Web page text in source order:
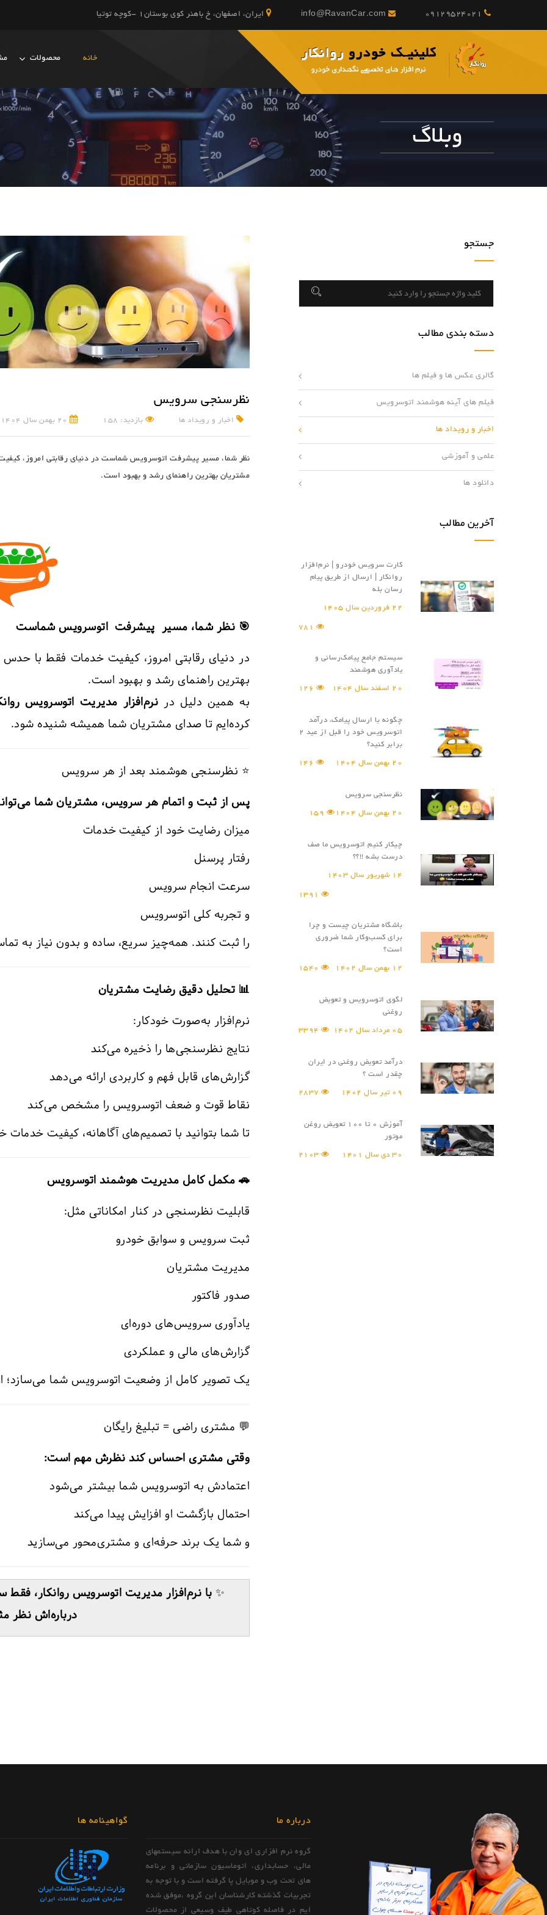
ایران، اصفهان، خ باهنر کوی بوستان1 -کوچه توتیا info@RavanCar.com
خانه محصولات
وبلاگ
نظر‌سنجی سرویس
اخبار و رویداد ها بازدید: 158
نظر شما، مسیر پیشرفت اتوسرویس شماست در دنیای رقابتی امروز،
مشتریان بهترین راهنمای رشد و بهبود است.
🎯 نظر شما، مسیر پیشرفت اتوسرویس شماست
در دنیای رقابتی امروز، کیفیت خدمات فقط با
بهترین راهنمای رشد و بهبود است.
به همین دلیل در نرم‌افزار مدیریت اتوسرویس
کرده‌ایم تا صدای مشتریان شما همیشه شنیده شود.
⭐ نظر‌سنجی هوشمند بعد از هر سرویس
پس از ثبت و اتمام هر سرویس، مشتریان شما
میزان رضایت خود از کیفیت خدمات
رفتار پرسنل
سرعت انجام سرویس
و تجربه کلی اتوسرویس
را ثبت کنند. همه‌چیز سریع، ساده و بدون نیاز به
📊 تحلیل دقیق رضایت مشتریان
نرم‌افزار به‌صورت خودکار:
نتایج نظر‌سنجی‌ها را ذخیره می‌کند
گزارش‌های قابل فهم و کاربردی ارائه می‌دهد
نقاط قوت و ضعف اتوسرویس را مشخص می‌کند
تا شما بتوانید با تصمیم‌های آگاهانه، کیفیت خدمات
🚗 مکمل کامل مدیریت هوشمند اتوسرویس
قابلیت نظر‌سنجی در کنار امکاناتی مثل:
ثبت سرویس و سوابق خودرو
مدیریت مشتریان
صدور فاکتور
یادآوری سرویس‌های دوره‌ای
گزارش‌های مالی و عملکردی
یک تصویر کامل از وضعیت اتوسرویس شما می‌سازد؛
💬 مشتری راضی = تبلیغ رایگان
وقتی مشتری احساس کند نظرش مهم است:
اعتمادش به اتوسرویس شما بیشتر می‌شود
احتمال بازگشت او افزایش پیدا می‌کند
و شما یک برند حرفه‌ای و مشتری‌محور می‌سازید
✨با نرم‌افزار مدیریت اتوسرویس روانکار،
درباره‌اش نظر
جستجو
دسته بندی مطالب
گالری عکس ها و فیلم ها
فیلم های آینه هوشمند اتوسرویس
اخبار و رویداد ها
علمی و آموزشی
دانلود ها
آخرین مطالب
کارت سرویس خودرو | نرم‌افزار
روانکار | ارسال از طریق پیام
رسان بله
22 فروردین سال 1405
سیستم جامع پیامک‌رسانی و
یادآوری هوشمند
20 اسفند سال 1404
چگونه با ارسال پیامک، درآمد
اتوسرویس خود را قبل از عید ۲
برابر کنید؟
20 بهمن سال 1404
نظر‌سنجی سرویس
20 بهمن سال 1404
چیکار کنیم اتوسرویس ما صف
درست بشه !!؟؟
14 شهریور سال 1403
1391
باشگاه مشتریان چیست و چرا
برای کسب‌و‌کار شما ضروری
است؟
12 بهمن سال 1402 1540
لگوی اتوسرویس و تعویض
روغنی
05 مرداد سال 1402 3394
درآمد تعویض روغنی در ایران
چقدر است ؟
09 تیر سال 1402 2837
آموزش 0 تا 100 تعویض روغن
موتور
30 دی سال 1401 2103
درباره ما
گروه نرم افزاری ای وان با هدف ارائه سیستمهای
مالی، حسابداری، اتوماسیون سازمانی و برنامه
های تحت وب و موبایل پا گرفته است و با توجه به
تجربیات گذشته کارشناسان این گروه ،موفق شده
ایم در فاصله کوتاهی طیف وسیعی از محصولات
گواهینامه ها